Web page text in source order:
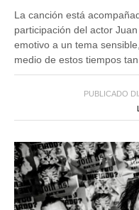
La canción está
participación del actor
emotivo a un tema
medio de estos tiempos
PUBLICADO